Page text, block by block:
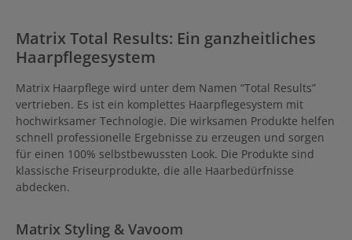
leichte Puder bietet neben
Volumen auch ein mattes
Finish und sorgt daher auch
Puder kann auch für eine
Vielzahl an Frisuren
verwendet werden, die Stand
und Volumen am Ansatz
benötigen. Hierzu zählen z.B.
Hochsteckfrisuren oder auch
der Fade Cut und der
Pompadour.
Matrix Total Results: Ein ganzheitliches
Haarpflegesystem
Matrix Haarpflege wird unter dem Namen “Total Results”
vertrieben. Es ist ein komplettes Haarpflegesystem mit
hochwirksamer Technologie. Die wirksamen Produkte helfen
schnell professionelle Ergebnisse zu erzeugen und sorgen
für einen 100% selbstbewussten Look. Die Produkte sind
klassische Friseurprodukte, die alle Haarbedürfnisse
abdecken.
Matrix Styling & Vavoom